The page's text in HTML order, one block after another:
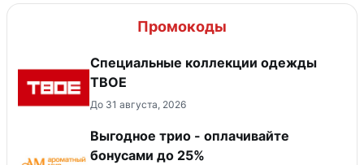
Промокоды
Специальные коллекции одежды
ТВОЕ
До 31 августа, 2026
Выгодное трио - оплачивайте
бонусами до 25%